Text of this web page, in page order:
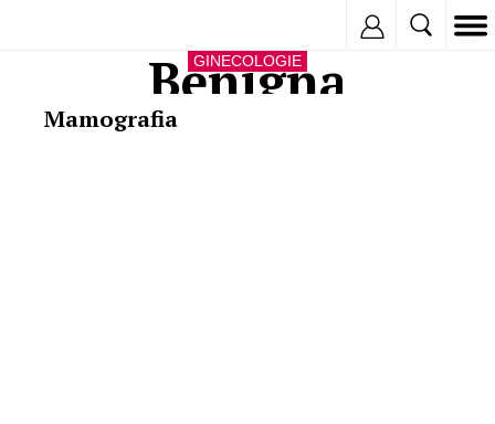
Benigna
GINECOLOGIE
Mamografia